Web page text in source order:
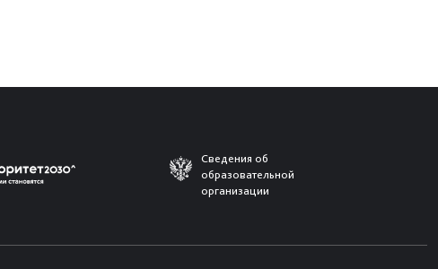
Сведения об
образовательной
организации